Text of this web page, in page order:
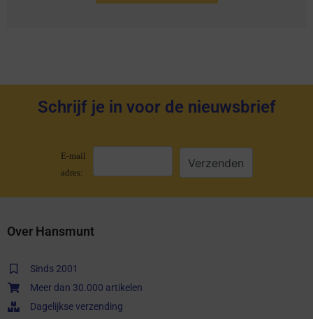
Schrijf je in voor de nieuwsbrief
E-mail
adres:
Over Hansmunt
Sinds 2001
Meer dan 30.000 artikelen
Dagelijkse verzending